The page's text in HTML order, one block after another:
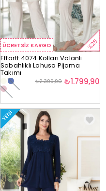
ÜCRETSIZ KARGO %25
Effortt 4074 Kolları Volanlı
Sabahlıklı Lohusa Pijama
Takımı
₺1.799,90
₺2.399,90
YENI